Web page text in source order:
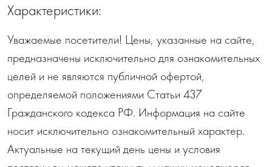
Характеристики:
Уважаемые посетители! Цены, указанные на сайте,
предназначены исключительно для ознакомительных
целей и не являются публичной офертой,
определяемой положениями Статьи 437
Гражданского кодекса РФ. Информация на сайте
носит исключительно ознакомительный характер.
Актуальные на текущий день цены и условия